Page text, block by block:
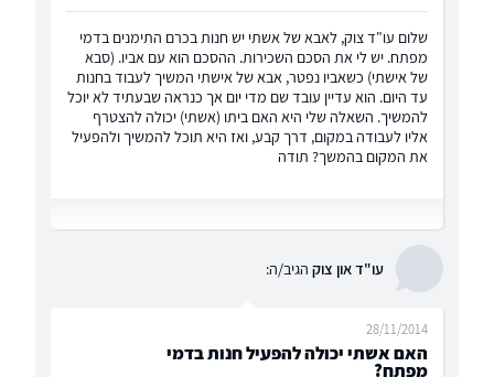
שלום עו"ד צוק, לאבא של אשתי יש חנות בכרם התימנים בדמי
מפתח. יש לי את הסכם השכירות. ההסכם הוא עם אביו. (סבא
של אישתי) כשאביו נפטר, אבא של אישתי המשיך לעבוד בחנות
עד היום. הוא עדיין עובד שם מדי יום אך כנראה שבעתיד לא יוכל
להמשיך. השאלה שלי היא האם ביתו (אשתי) יכולה להצטרף
אליו לעבודה במקום, דרך קבע, ואז היא תוכל להמשיך ולהפעיל
את המקום בהמשך? תודה
עו"ד און צוק הגיב/ה:
האם אשתי יכולה להפעיל חנות בדמי
מפתח?
28/11/2014